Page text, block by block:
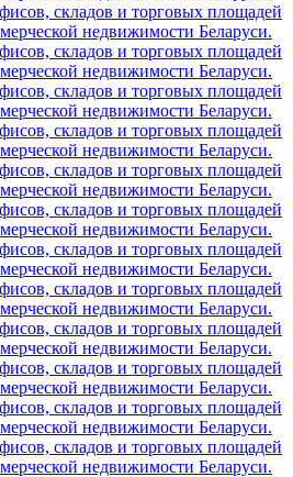
складов и торговых площадей
недвижимости Беларуси.
складов и торговых площадей
недвижимости Беларуси.
складов и торговых площадей
недвижимости Беларуси.
складов и торговых площадей
недвижимости Беларуси.
складов и торговых площадей
недвижимости Беларуси.
складов и торговых площадей
недвижимости Беларуси.
складов и торговых площадей
недвижимости Беларуси.
складов и торговых площадей
недвижимости Беларуси.
складов и торговых площадей
недвижимости Беларуси.
складов и торговых площадей
недвижимости Беларуси.
складов и торговых площадей
недвижимости Беларуси.
складов и торговых площадей
недвижимости Беларуси.